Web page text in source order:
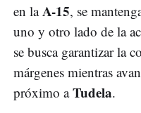
en laA-15, se
uno y otro lado de la
se busca garantizar la
márgenes mientras
próximo aTudela.